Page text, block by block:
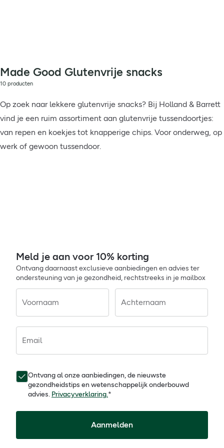
Made Good Glutenvrije snacks
10 producten
Op zoek naar lekkere glutenvrije snacks? Bij Holland & Barrett
vind je een ruim assortiment aan glutenvrije tussendoortjes:
van repen en koekjes tot knapperige chips. Voor onderweg, op
werk of gewoon tussendoor.
Meld je aan voor 10% korting
Ontvang daarnaast exclusieve aanbiedingen en advies ter
ondersteuning van je gezondheid, rechtstreeks in je mailbox
Voornaam Achternaam
Email
Ontvang al onze aanbiedingen, de nieuwste
gezondheidstips en wetenschappelijk onderbouwd
advies. Privacyverklaring.*
Aanmelden